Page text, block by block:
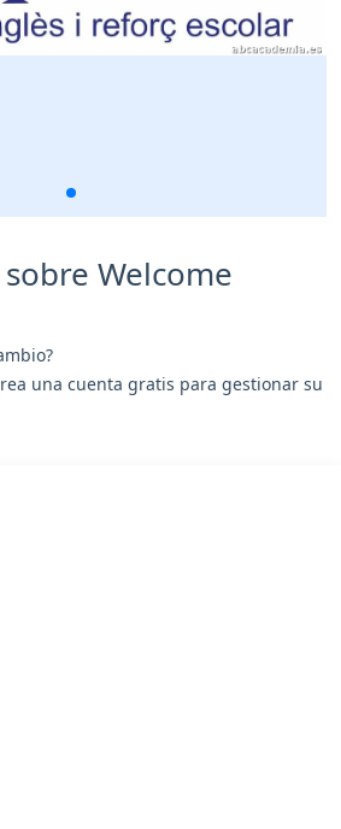
Welcome
una cuenta gratis para gestionar su